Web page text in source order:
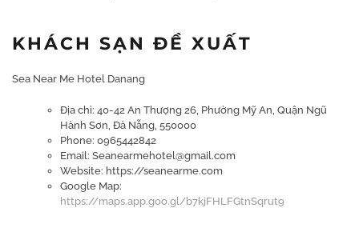
KHÁCH SẠN ĐỀ XUẤT
Sea Near Me Hotel Danang
Địa chỉ: 40-42 An Thượng 26, Phường Mỹ An, Quận Ngũ
Hành Sơn, Đà Nẵng, 550000
Phone: 0965442842
Email: Seanearmehotel@gmail.com
Website: https://seanearme.com
Google Map:
https://maps.app.goo.gl/b7kjFHLFGtnSqrut9